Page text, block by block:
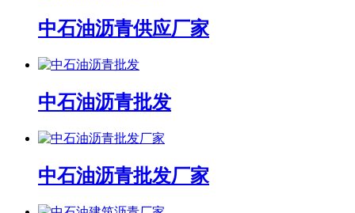
中石油沥青供应厂家
中石油沥青批发
中石油沥青批发厂家